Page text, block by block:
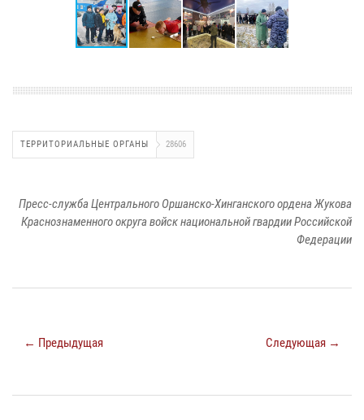
ТЕРРИТОРИАЛЬНЫЕ ОРГАНЫ 28606
Пресс-служба Центрального Оршанско-Хинганского ордена Жукова
Краснознаменного округа войск национальной гвардии Российской
Федерации
← Предыдущая Следующая →